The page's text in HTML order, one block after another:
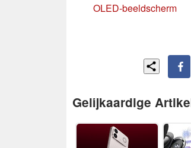
OLED-beeldscherm
Gelijkaardige